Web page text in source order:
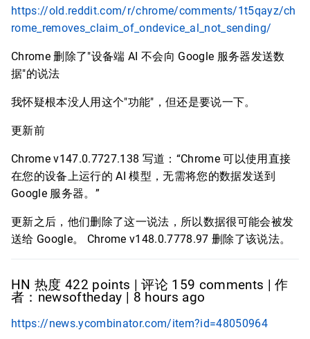
https://old.reddit.com/r/chrome/comments/1t5qayz/ch
rome_removes_claim_of_ondevice_al_not_sending/
Chrome 删除了"设备端 AI 不会向 Google 服务器发送数
据"的说法
我怀疑根本没人用这个"功能"，但还是要说一下。
更新前
Chrome v147.0.7727.138 写道：“Chrome 可以使用直接
在您的设备上运行的 AI 模型，无需将您的数据发送到
Google 服务器。”
更新之后，他们删除了这一说法，所以数据很可能会被发
送给 Google。 Chrome v148.0.7778.97 删除了该说法。
HN 热度 422 points | 评论 159 comments | 作
者：newsoftheday | 8 hours ago
https://news.ycombinator.com/item?id=48050964